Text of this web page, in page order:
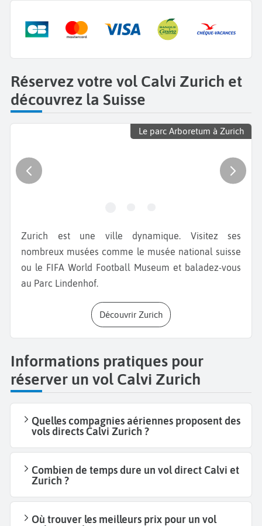
Réservez votre vol Calvi Zurich et
découvrez la Suisse
Le parc Arboretum à Zurich
Zurich est une ville dynamique. Visitez ses
nombreux musées comme le musée national suisse
ou le FIFA World Football Museum et baladez-vous
au Parc Lindenhof.
Découvrir Zurich
Informations pratiques pour
réserver un vol Calvi Zurich
Quelles compagnies aériennes proposent des
vols directs Calvi Zurich ?
Combien de temps dure un vol direct Calvi et
Zurich ?
Où trouver les meilleurs prix pour un vol